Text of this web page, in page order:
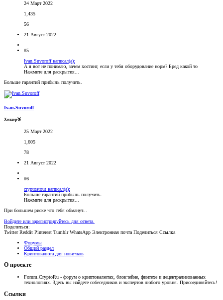
24 Март 2022
1,435
56
21 Август 2022
#5
Ivan.Suvoroff написал(а):
А я вот не понимаю, зачем хостинг, если у тебя оборудование норм? Бред какой то
Нажмите для раскрытия...
Больше гарантий прибыль получить.
Ivan.Suvoroff
Холдер🥉
25 Март 2022
1,605
78
21 Август 2022
#6
cryptostout написал(а):
Больше гарантий прибыль получить.
Нажмите для раскрытия...
При большем риске что тебя обманут...
Войдите или зарегистрируйтесь для ответа.
Поделиться:
Twitter Reddit Pinterest Tumblr WhatsApp Электронная почта Поделиться Ссылка
Форумы
Общий раздел
Криптовалюта для новичков
О проекте
Forum.CryptoRu - форум о криптовалютах, блокчейне, финтехе и децентрализованных
технологиях. Здесь вы найдете собеседников и экспертов любого уровня. Присоединяйтесь!
Ссылки